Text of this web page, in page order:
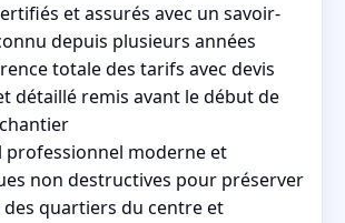
et assurés avec un savoir-
depuis plusieurs années
totale des tarifs avec devis
détaillé remis avant le début de
professionnel moderne et
non destructives pour préserver
des quartiers du centre et